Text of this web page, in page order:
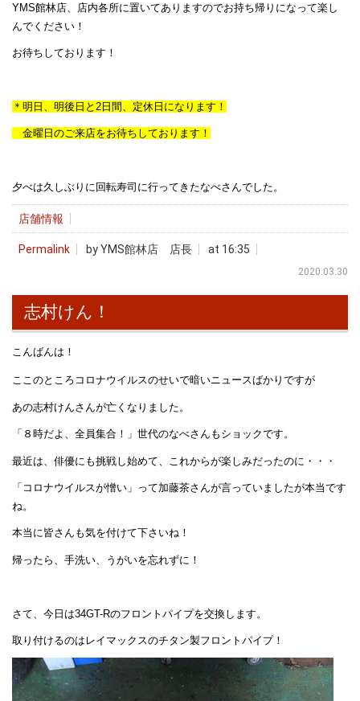
YMS館林店、店内各所に置いてありますのでお持ち帰りになって楽し
んでください！
お待ちしております！
＊明日、明後日と2日間、定休日になります！
金曜日のご来店をお待ちしております！
夕べは久しぶりに回転寿司に行ってきたなべさんでした。
店舗情報
Permalink by YMS館林店 店長 at 16:35
2020.03.30
志村けん！
こんばんは！
ここのところコロナウイルスのせいで暗いニュースばかりですが
あの志村けんさんが亡くなりました。
「８時だよ、全員集合！」世代のなべさんもショックです。
最近は、俳優にも挑戦し始めて、これからが楽しみだったのに・・・
「コロナウイルスが憎い」って加藤茶さんが言っていましたが本当です
ね。
本当に皆さんも気を付けて下さいね！
帰ったら、手洗い、うがいを忘れずに！
さて、今日は34GT-Rのフロントパイプを交換します。
取り付けるのはレイマックスのチタン製フロントパイプ！